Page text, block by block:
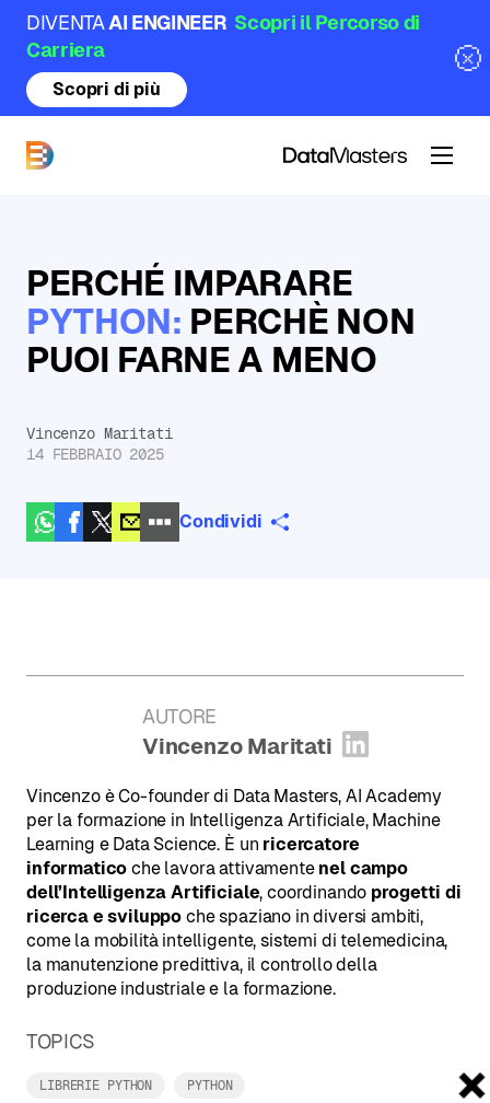
DIVENTAAI ENGINEER Scopri il Percorso di
Carriera
Scopri di più
PERCHÉ IMPARARE
PYTHON: PERCHÈ NON
PUOI FARNE A MENO
Vincenzo Maritati
14 FEBBRAIO 2025
Condividi
AUTORE
:Vincenzo Maritati
Vincenzo è Co-founder di Data Masters, AI Academy
per la formazione in Intelligenza Artificiale, Machine
Learning e Data Science. È un ricercatore
informatico che lavora attivamente nel campo
dell’Intelligenza Artificiale, coordinando progetti di
ricerca e sviluppo che spaziano in diversi ambiti,
come la mobilità intelligente, sistemi di telemedicina,
la manutenzione predittiva, il controllo della
produzione industriale e la formazione.
TOPICS
LIBRERIE PYTHON PYTHON